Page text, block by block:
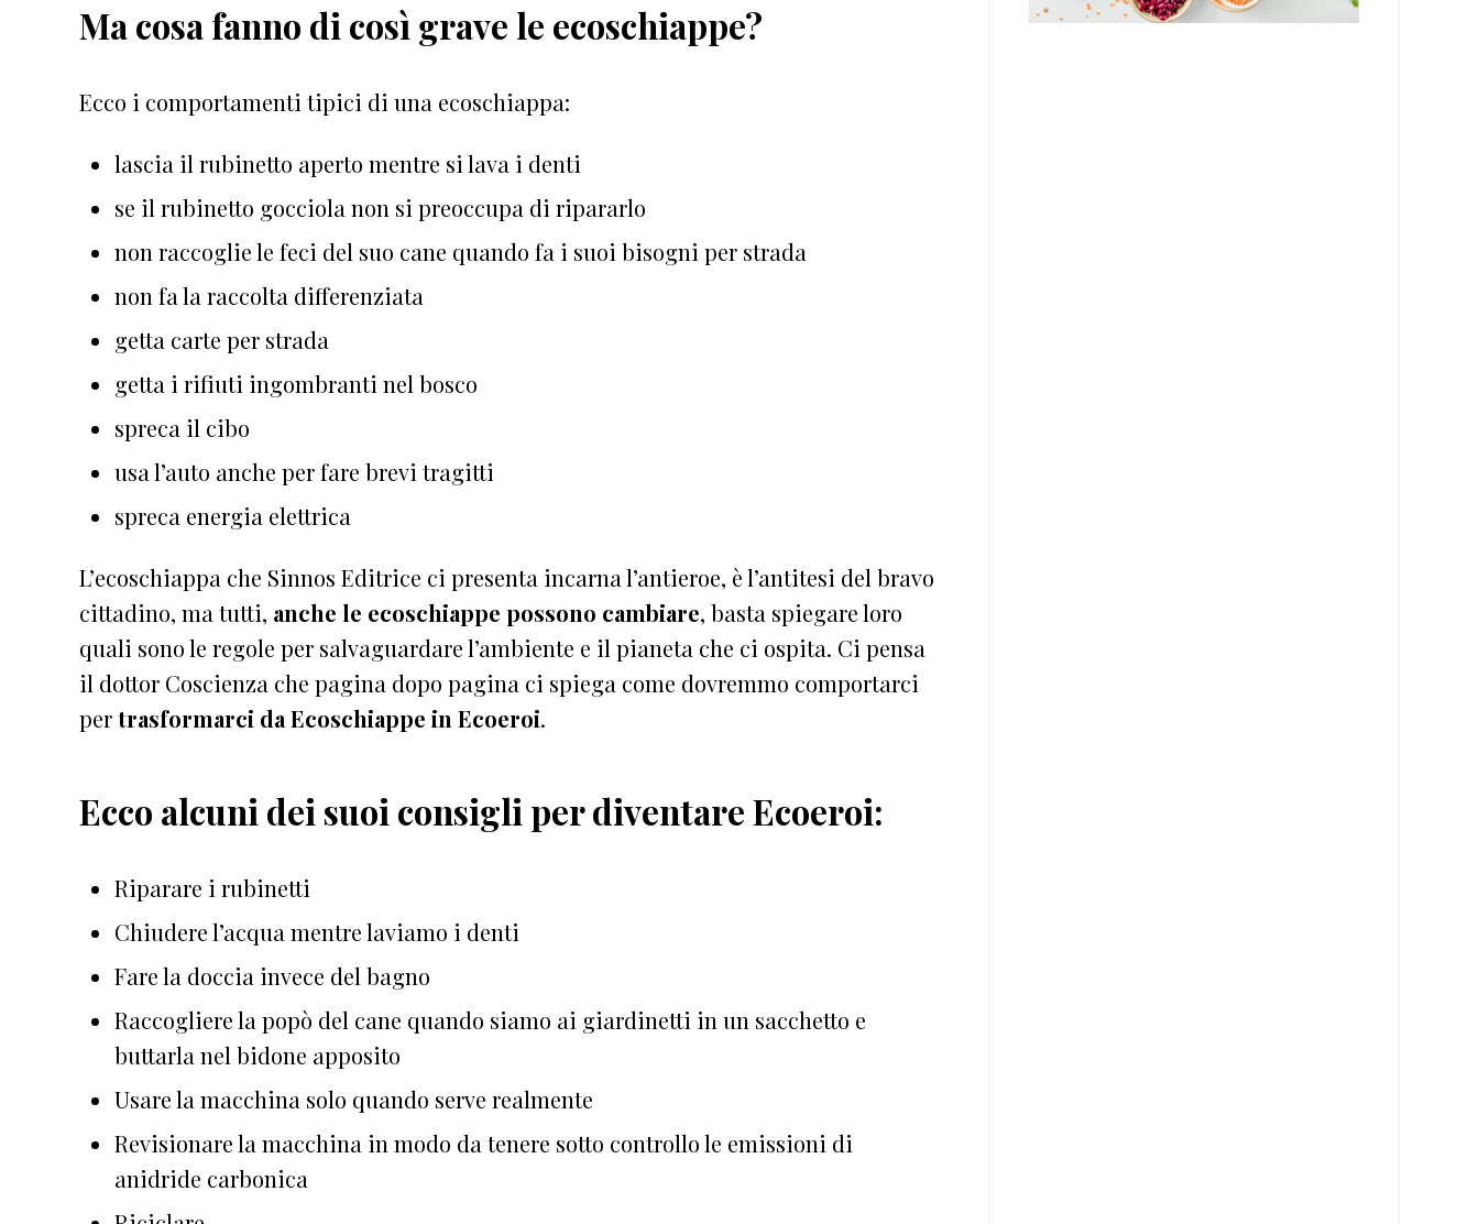
Ma cosa fanno di così grave le ecoschiappe?
Ecco i comportamenti tipici di una ecoschiappa:
lascia il rubinetto aperto mentre si lava i denti
se il rubinetto gocciola non si preoccupa di ripararlo
non raccoglie le feci del suo cane quando fa i suoi bisogni per strada
non fa la raccolta differenziata
getta carte per strada
getta i rifiuti ingombranti nel bosco
spreca il cibo
usa l’auto anche per fare brevi tragitti
spreca energia elettrica
L’ecoschiappa che Sinnos Editrice ci presenta incarna l’antieroe, è l’antitesi del bravo
cittadino, ma tutti, anche le ecoschiappe possono cambiare, basta spiegare loro
quali sono le regole per salvaguardare l’ambiente e il pianeta che ci ospita. Ci pensa
il dottor Coscienza che pagina dopo pagina ci spiega come dovremmo comportarci
pertrasformarci da Ecoschiappe in Ecoeroi.
Ecco alcuni dei suoi consigli per diventare Ecoeroi:
Riparare i rubinetti
Chiudere l’acqua mentre laviamo i denti
Fare la doccia invece del bagno
Raccogliere la popò del cane quando siamo ai giardinetti in un sacchetto e
buttarla nel bidone apposito
Usare la macchina solo quando serve realmente
Revisionare la macchina in modo da tenere sotto controllo le emissioni di
anidride carbonica